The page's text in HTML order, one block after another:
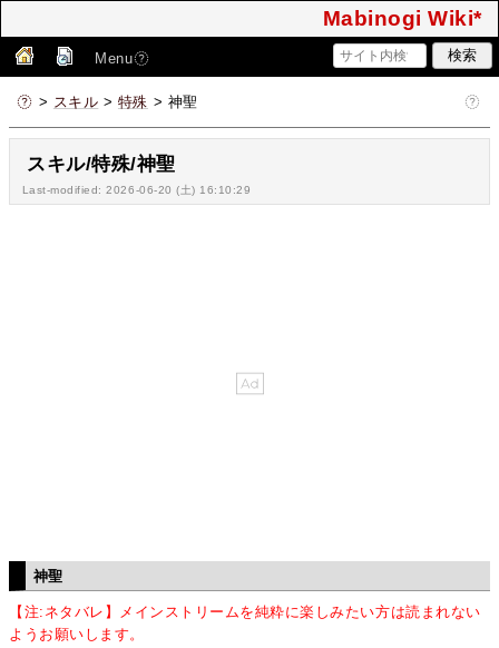
Mabinogi Wiki*
Menu
> スキル > 特殊 > 神聖
スキル/特殊/神聖
Last-modified: 2026-06-20 (土) 16:10:29
神聖
【注:ネタバレ】メインストリームを純粋に楽しみたい方は読まれない
ようお願いします。